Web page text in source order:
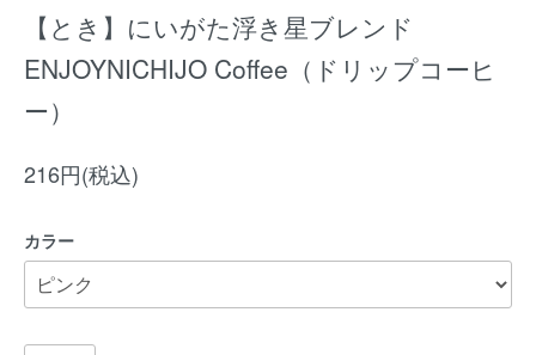
【とき】にいがた浮き星ブレンド
ENJOYNICHIJO Coffee（ドリップコーヒ
ー）
216円(税込)
カラー